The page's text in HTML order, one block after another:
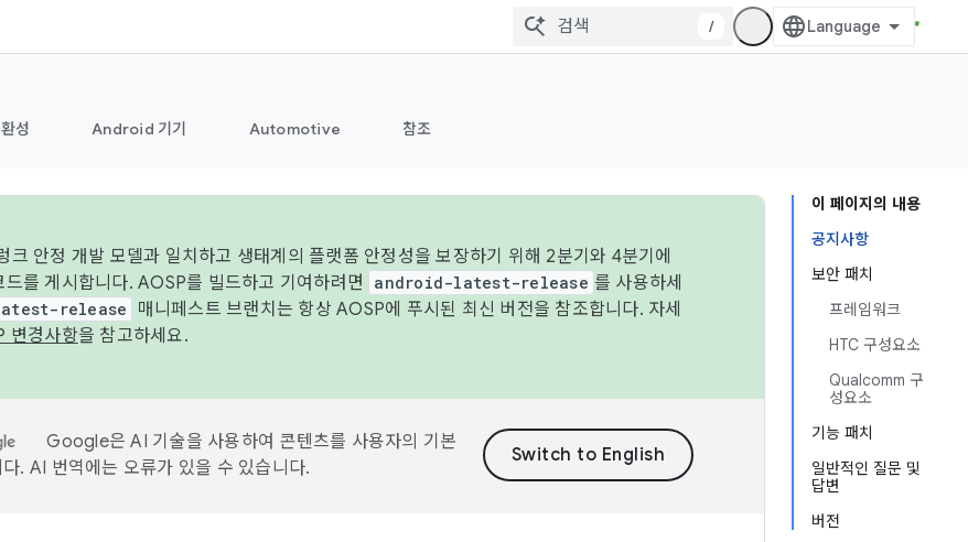
/
성 Android 기기 Automotive 참조
이 페이지의 내용
공지사항
보안 패치
프레임워크
HTC 구성요소
Qualcomm 구
성요소
기능 패치
일반적인 질문 및
답변
버전
크 안정 개발 모델과 일치하고 생태계의 플랫폼 안정성을 보장하기 위해 2분기와 4분기에
를 게시합니다. AOSP를 빌드하고 기여하려면
android-latest-release 를 사용하세
release
매니페스트 브랜치는 항상 AOSP에 푸시된 최신 버전을 참조합니다. 자세
변경사항을 참고하세요.
Google은 AI 기술을 사용하여 콘텐츠를 사용자의 기본
. AI 번역에는 오류가 있을 수 있습니다.